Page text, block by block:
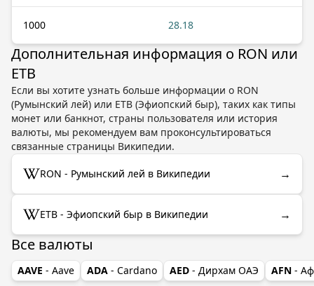
1000 28.18
Дополнительная информация о RON или
ETB
Если вы хотите узнать больше информации о RON
(Румынский лей) или ETB (Эфиопский быр), таких как типы
монет или банкнот, страны пользователя или история
валюты, мы рекомендуем вам проконсультироваться
связанные страницы Википедии.
RON - Румынский лей в Википедии →
ETB - Эфиопский быр в Википедии →
Все валюты
AAVE - Aave ADA - Cardano AED - Дирхам ОАЭ AFN -